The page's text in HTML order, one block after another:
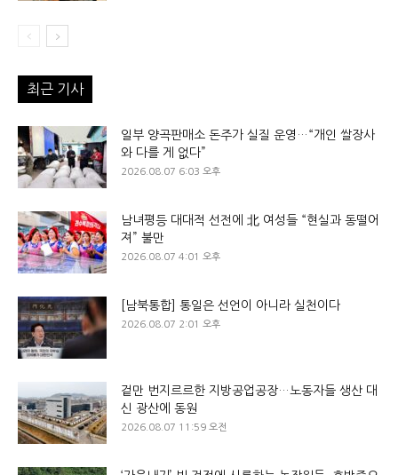
최근 기사
일부 양곡판매소 돈주가 실질 운영…“개인 쌀장사
와 다를 게 없다”
2026.08.07 6:03 오후
남녀평등 대대적 선전에 北 여성들 “현실과 동떨어
져” 불만
2026.08.07 4:01 오후
[남북통합] 통일은 선언이 아니라 실천이다
2026.08.07 2:01 오후
겉만 번지르르한 지방공업공장…노동자들 생산 대
신 광산에 동원
2026.08.07 11:59 오전